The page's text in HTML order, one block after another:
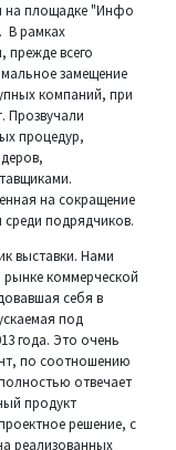
на площадке "Инфо
В рамках
всего
замещение
компаний, при
Прозвучали
процедур,
на сокращение
среди подрядчиков.
выставки. Нами
рынке коммерческой
себя в
под
года. Это очень
по соотношению
отвечает
продукт
решение, с
реализованных